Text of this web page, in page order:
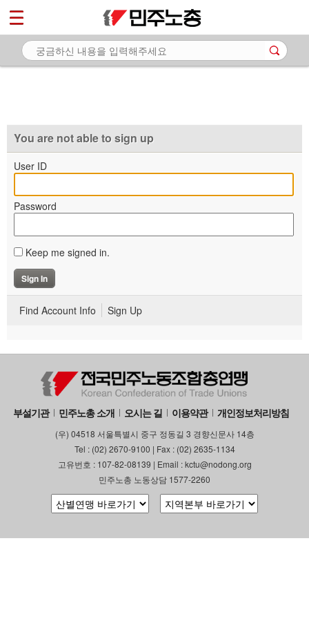
You are not able to sign up
User ID
Password
Keep me signed in.
Find Account Info Sign Up
부설기관 민주노총 소개 오시는 길 이용약관 개인정보처리방침
(우) 04518 서울특별시 중구 정동길 3 경향신문사 14층
Tel : (02) 2670-9100 | Fax : (02) 2635-1134
고유번호 : 107-82-08139 | Email : kctu@nodong.org
민주노총 노동상담 1577-2260
마이페이지
소개
자료
부설기관